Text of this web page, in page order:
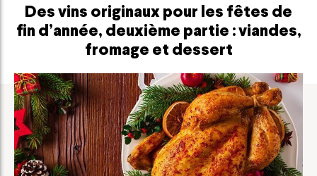
Des vins originaux pour les fêtes de
fin d’année, deuxième partie : viandes,
fromage et dessert